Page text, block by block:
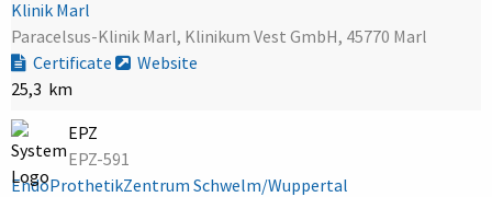
Klinik Marl
Paracelsus-Klinik Marl, Klinikum Vest GmbH, 45770 Marl
Certificate
Website
25,3 km
EPZ
EPZ-591
EndoProthetikZentrum Schwelm/Wuppertal